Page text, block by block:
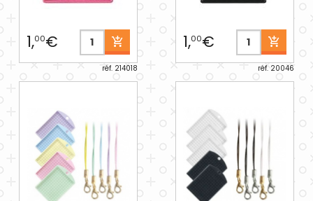
1,00€
réf. 214018
1,00€
réf. 20046